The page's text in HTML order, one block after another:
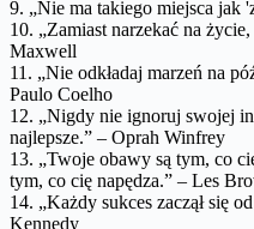
9. „Nie ma takiego miejsca jak
10. „Zamiast narzekać na
Maxwell
11. „Nie odkładaj marzeń na
Paulo Coelho
12. „Nigdy nie ignoruj swojej
najlepsze.” – Oprah Winfrey
13. „Twoje obawy są tym, co
tym, co cię napędza.” – Les
14. „Każdy sukces zaczął się
Kennedy